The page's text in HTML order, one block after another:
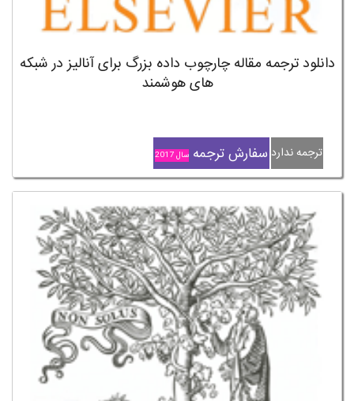
دانلود ترجمه مقاله چارچوب داده بزرگ برای آنالیز در شبکه
های هوشمند
ترجمه ندارد سفارش ترجمه سال 2017